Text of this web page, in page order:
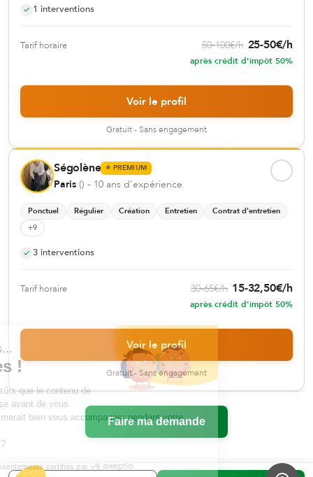
les Cookies !
On a attendu d'être sûrs que le contenu de
ce site vous intéresse avant de vous
déranger, mais on aimerait bien vous accompagner pendant votre
Consentements certifiés par
1 interventions
Tarif horaire 50-100€/h 25-50€/h
après crédit d'impôt 50%
Voir le profil
Gratuit - Sans engagement
Ségolène ⭐ PREMIUM
Paris () - 10 ans d'expérience
Ponctuel Régulier Création Entretien
Contrat d'entretien
+9
3 interventions
Tarif horaire 30-65€/h 15-32,50€/h
après crédit d'impôt 50%
Voir le profil
Gratuit - Sans engagement
Faire ma demande